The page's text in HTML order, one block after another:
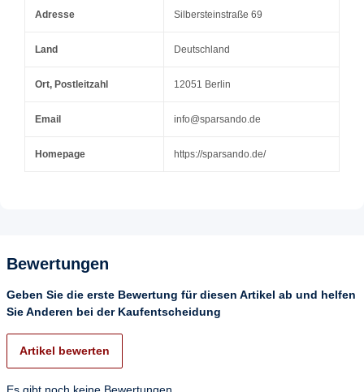
Adresse Silbersteinstraße 69
Land Deutschland
Ort, Postleitzahl 12051 Berlin
Email info@sparsando.de
Homepage https://sparsando.de/
Bewertungen
Geben Sie die erste Bewertung für diesen Artikel ab und helfen
Sie Anderen bei der Kaufentscheidung
Artikel bewerten